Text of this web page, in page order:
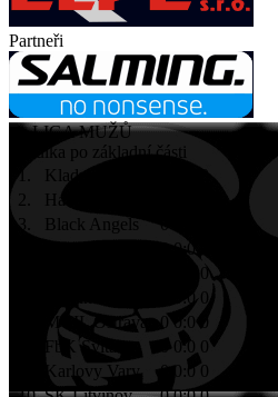
Partneři
1. LIGA MUŽŮ
tabulka po základní části
1.
Kladno
0
2.
Hattrick Brno
3.
Black Angels 0
0 0:0
0
0:0 0
MVIL Ostrava 0 0:0 0
FbK Svitavy 0 0:0 0
Karlovy Vary 0 0:0 0